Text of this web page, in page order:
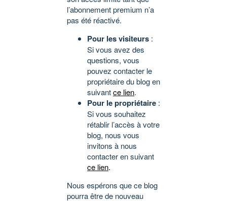
l’abonnement premium n’a
pas été réactivé.
Pour les visiteurs :
Si vous avez des
questions, vous
pouvez contacter le
propriétaire du blog en
suivantce lien.
Pour le propriétaire :
Si vous souhaitez
rétablir l’accès à votre
blog, nous vous
invitons à nous
contacter en suivant
ce lien.
Nous espérons que ce blog
pourra être de nouveau